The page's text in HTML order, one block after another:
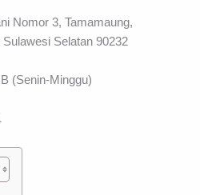
Nomor 3, Tamamaung,
Selatan 90232
(Senin-Minggu)